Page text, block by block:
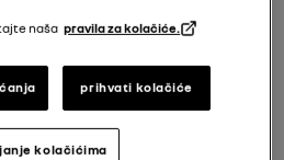
naša pravila za kolačiće.
prihvati kolačiće
kolačićima